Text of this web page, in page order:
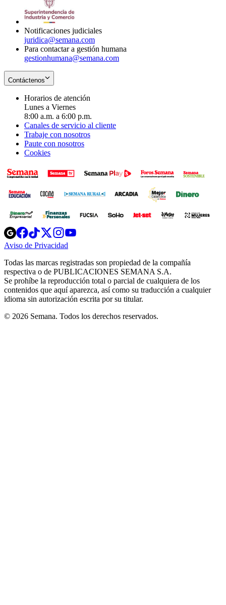
Notificaciones judiciales
juridica@semana.com
Para contactar a gestión humana
gestionhumana@semana.com
Contáctenos
Horarios de atención
Lunes a Viernes
8:00 a.m. a 6:00 p.m.
Canales de servicio al cliente
Trabaje con nosotros
Paute con nosotros
Cookies
Opens
in
new
Opens
in
new
Opens
in
new
window
Opens
new
windowwindow
Aviso de Privacidad
new
window
Todas las marcas registradas son propiedad de la compañía
respectiva o de PUBLICACIONES SEMANA S.A.
Se prohíbe la reproducción total o parcial de cualquiera de los
contenidos que aquí aparezca, así como su traducción a cualquier
idioma sin autorización escrita por su titular.
© 2026 Semana. Todos los derechos reservados.